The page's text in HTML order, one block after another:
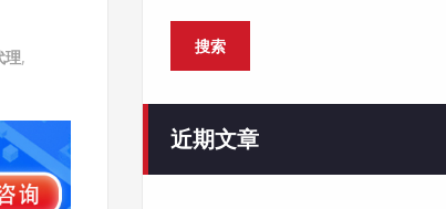
理,
搜索
近期文章